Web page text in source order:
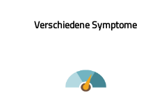
Verschiedene Symptome